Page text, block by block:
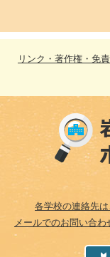
リンク・著作権・免
各学校の連絡先は
メールでのお問い合わ